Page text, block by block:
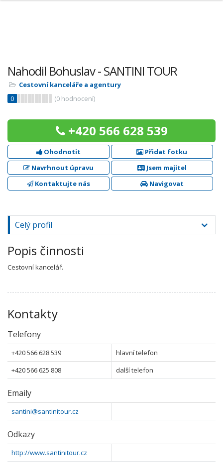
Nahodil Bohuslav - SANTINI TOUR
Cestovní kanceláře a agentury
0
(0 hodnocení)
+420 566 628 539
Ohodnotit
Přidat fotku
Navrhnout úpravu
Jsem majitel
Kontaktujte nás
Navigovat
Celý profil
Popis činnosti
Cestovní kancelář.
Kontakty
Telefony
+420 566 628 539
hlavní telefon
+420 566 625 808
další telefon
Emaily
santini@santinitour.cz
Odkazy
http://www.santinitour.cz